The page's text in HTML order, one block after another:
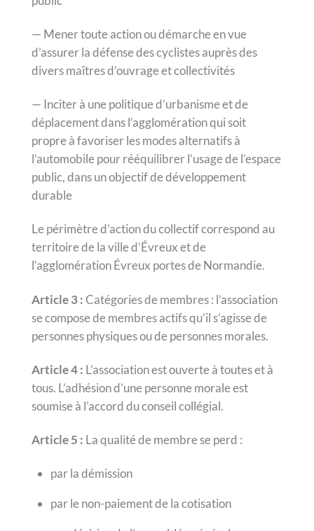
— Mener toute action ou démarche en vue
d’assurer la défense des cyclistes auprès des
divers maîtres d’ouvrage et collectivités
— Inciter à une politique d’urbanisme et de
déplacement dans l’agglomération qui soit
propre à favoriser les modes alternatifs à
l’automobile pour rééquilibrer l’usage de l’espace
public, dans un objectif de développement
durable
Le périmètre d’action du collectif correspond au
territoire de la ville d’Évreux et de
l’agglomération Évreux portes de Normandie.
Article 3 :Catégories de membres : l’association
se compose de membres actifs qu’il s’agisse de
personnes physiques ou de personnes morales.
Article 4 : L’association est ouverte à toutes et à
tous. L’adhésion d’une personne morale est
soumise à l’accord du conseil collégial.
Article 5 : La qualité de membre se perd :
par la démission
par le non-paiement de la cotisation